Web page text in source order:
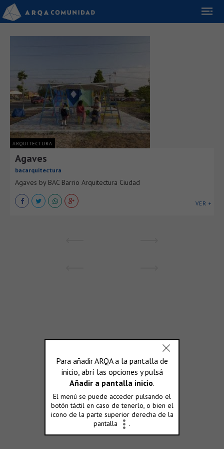
ARQUITECTURA
Agaves
bacarquitectura
Agaves by BAC Barrio Arquitectura Ciudad
VER +